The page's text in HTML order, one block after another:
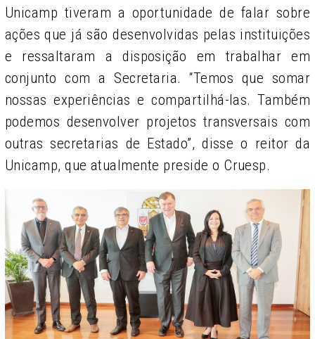
Unicamp tiveram a oportunidade de falar sobre
ações que já são desenvolvidas pelas instituições
e ressaltaram a disposição em trabalhar em
conjunto com a Secretaria. “Temos que somar
nossas experiências e compartilhá-las. Também
podemos desenvolver projetos transversais com
outras secretarias de Estado”, disse o reitor da
Unicamp, que atualmente preside o Cruesp.